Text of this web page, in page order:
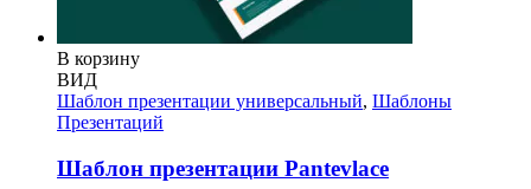
В корзину
ВИД
Шаблон презентации универсальный, Шаблоны
Презентаций
Шаблон презентации Pantevlace